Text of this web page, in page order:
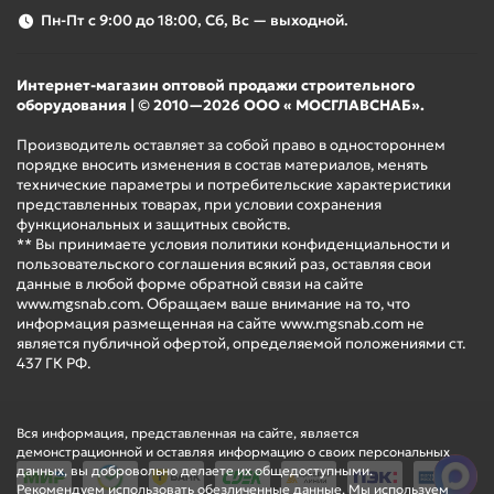
Индивидуальная упаковка изготовлена из
переноски и усилена силовыми вставками для
безопасной транспортировки
Увеличенная гарантия 3 года
Сделано в России
Дипломант конкурса «100 лучших товаров России» в 2024
году.
Обогревателями можно удобно управлять с вашего
телефона, с помощью голосового помощника или задавать
Вся информация, представленная на сайте, является
демонстрационной и оставляя информацию о своих персональных
данных, вы добровольно делаете их общедоступными.
Рекомендуем использовать обезличенные данные. Мы используем
Пн-Пт с 9:00 до 18:00, Сб, Вс — выходной.
Интернет-магазин оптовой продажи строительного
оборудования | © 2010—2026 ООО « МОСГЛАВСНАБ».
Производитель оставляет за собой право в одностороннем
порядке вносить изменения в состав материалов, менять
технические параметры и потребительские характеристики
представленных товарах, при условии сохранения
функциональных и защитных свойств.
** Вы принимаете условия политики конфиденциальности и
пользовательского соглашения всякий раз, оставляя свои
данные в любой форме обратной связи на сайте
www.mgsnab.com. Обращаем ваше внимание на то, что
информация размещенная на сайте www.mgsnab.com не
является публичной офертой, определяемой положениями ст.
437 ГК РФ.